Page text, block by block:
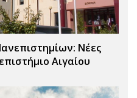
Νέες
Αιγαίου